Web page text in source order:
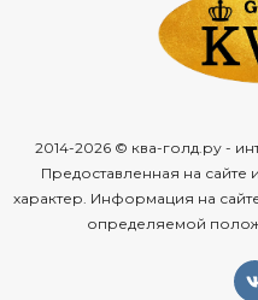
2014-2026 © ква-голд.ру -
Предоставленная на
характер. Информация на
определяемой